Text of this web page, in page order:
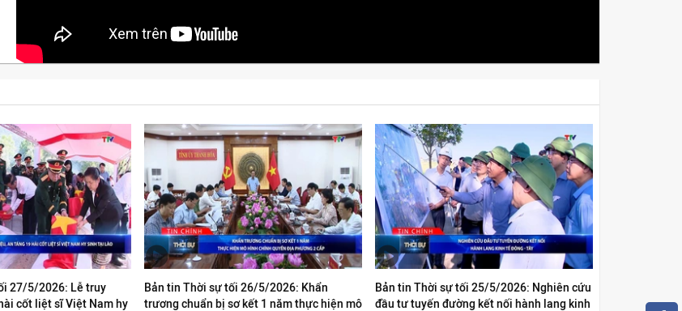
27/5/2026: Lễ truy
cốt liệt sĩ Việt Nam hy
Bản tin Thời sự tối 26/5/2026: Khẩn
trương chuẩn bị sơ kết 1 năm thực hiện mô
Bản tin Thời sự tối 25/5/2026: Nghiên cứu
đầu tư tuyến đường kết nối hành lang kinh